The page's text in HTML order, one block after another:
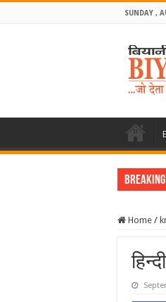
SUNDAY ,
Breaking
Home /